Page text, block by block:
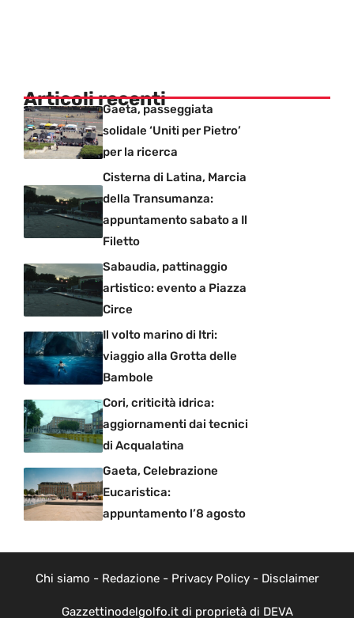
Articoli recenti
Gaeta, passeggiata
solidale ‘Uniti per Pietro’
per la ricerca
Cisterna di Latina, Marcia
della Transumanza:
appuntamento sabato a Il
Filetto
Sabaudia, pattinaggio
artistico: evento a Piazza
Circe
Il volto marino di Itri:
viaggio alla Grotta delle
Bambole
Cori, criticità idrica:
aggiornamenti dai tecnici
di Acqualatina
Gaeta, Celebrazione
Eucaristica:
appuntamento l’8 agosto
Chi siamo - Redazione- Privacy Policy- Disclaimer
Gazzettinodelgolfo.it di proprietà di DEVA